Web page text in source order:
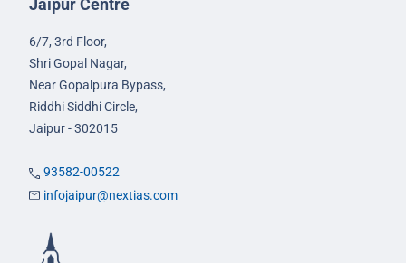
Jaipur Centre
6/7, 3rd Floor,
Shri Gopal Nagar,
Near Gopalpura Bypass,
Riddhi Siddhi Circle,
Jaipur - 302015
93582-00522
infojaipur@nextias.com